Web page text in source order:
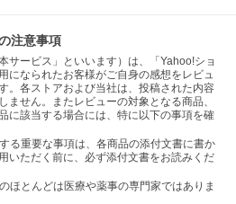
注意事項
サービス」といいます）は、「Yahoo!ショ
になられたお客様がご自身の感想をレビュ
。各ストアおよび当社は、投稿された内容
ません。またレビューの対象となる商品、
に該当する場合には、特に以下の事項を確
る重要な事項は、各商品の添付文書に書か
いただく前に、必ず添付文書をお読みくだ
ほとんどは医療や薬事の専門家ではありま